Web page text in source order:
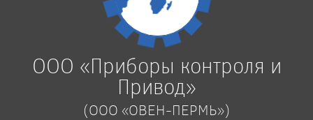
ООО «Приборы контроля и
Привод»
(ООО «ОВЕН-ПЕРМЬ»)